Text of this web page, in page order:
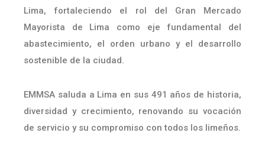
Lima, fortaleciendo el rol del Gran Mercado
Mayorista de Lima como eje fundamental del
abastecimiento, el orden urbano y el desarrollo
sostenible de la ciudad.
EMMSA saluda a Lima en sus 491 años de historia,
diversidad y crecimiento, renovando su vocación
de servicio y su compromiso con todos los limeños.